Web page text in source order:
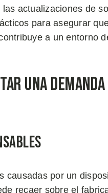
actualizaciones de
para asegurar
a un entorno
una
causadas por un
recaer sobre el